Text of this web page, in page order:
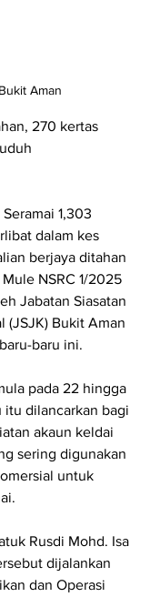
Aman
270 kertas
1,303
dalam kes
berjaya ditahan
NSRC 1/2025
Jabatan Siasatan
(JSJK) Bukit Aman
baru ini.
pada 22 hingga
itu dilancarkan bagi
akaun keldai
sering digunakan
untuk
Rusdi Mohd. Isa
dijalankan
dan Operasi